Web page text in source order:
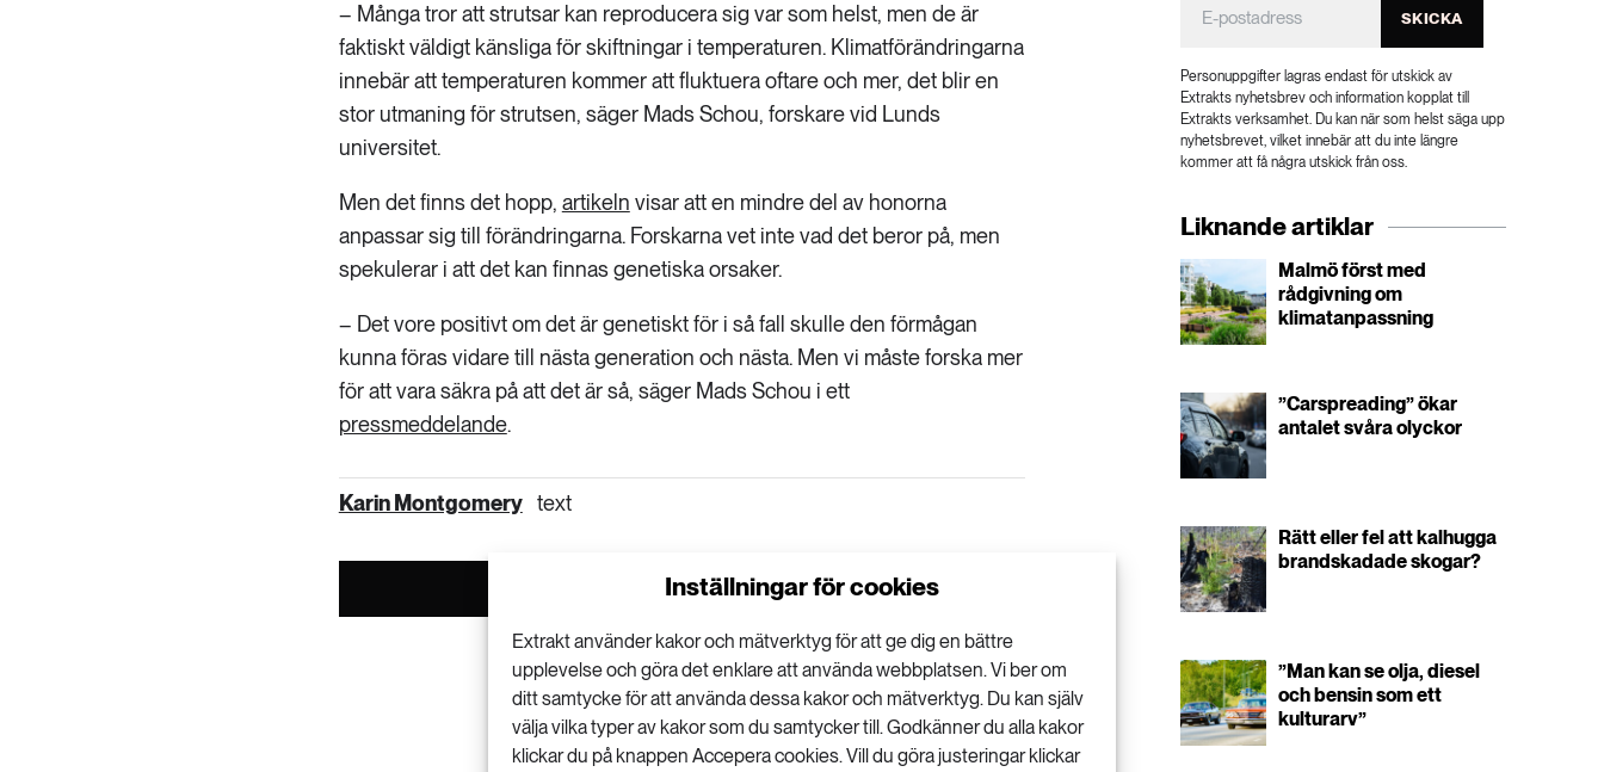
Inställningar för cookies
Extrakt använder kakor och mätverktyg för att ge dig en bättre
upplevelse och göra det enklare att använda webbplatsen. Vi ber om
ditt samtycke för att använda dessa kakor och mätverktyg. Du kan själv
välja vilka typer av kakor som du samtycker till. Godkänner du alla kakor
klickar du på knappen Accepera cookies. Vill du göra justeringar klickar
– Många tror att strutsar kan reproducera sig var som helst, men de är
faktiskt väldigt känsliga för skiftningar i temperaturen. Klimatförändringarna
innebär att temperaturen kommer att fluktuera oftare och mer, det blir en
stor utmaning för strutsen, säger Mads Schou, forskare vid Lunds
universitet.
Men det finns det hopp, artikeln visar att en mindre del av honorna
anpassar sig till förändringarna. Forskarna vet inte vad det beror på, men
spekulerar i att det kan finnas genetiska orsaker.
– Det vore positivt om det är genetiskt för i så fall skulle den förmågan
kunna föras vidare till nästa generation och nästa. Men vi måste forska mer
för att vara säkra på att det är så, säger Mads Schou i ett
pressmeddelande.
Karin Montgomery text
VISA KOMMENTARER (0) OCH DELA
SKICKA
Personuppgifter lagras endast för utskick av
Extrakts nyhetsbrev och information kopplat till
Extrakts verksamhet. Du kan när som helst säga upp
nyhetsbrevet, vilket innebär att du inte längre
kommer att få några utskick från oss.
Liknande artiklar
Malmö först med
rådgivning om
klimatanpassning
”Carspreading” ökar
antalet svåra olyckor
Rätt eller fel att kalhugga
brandskadade skogar?
”Man kan se olja, diesel
och bensin som ett
kulturarv”